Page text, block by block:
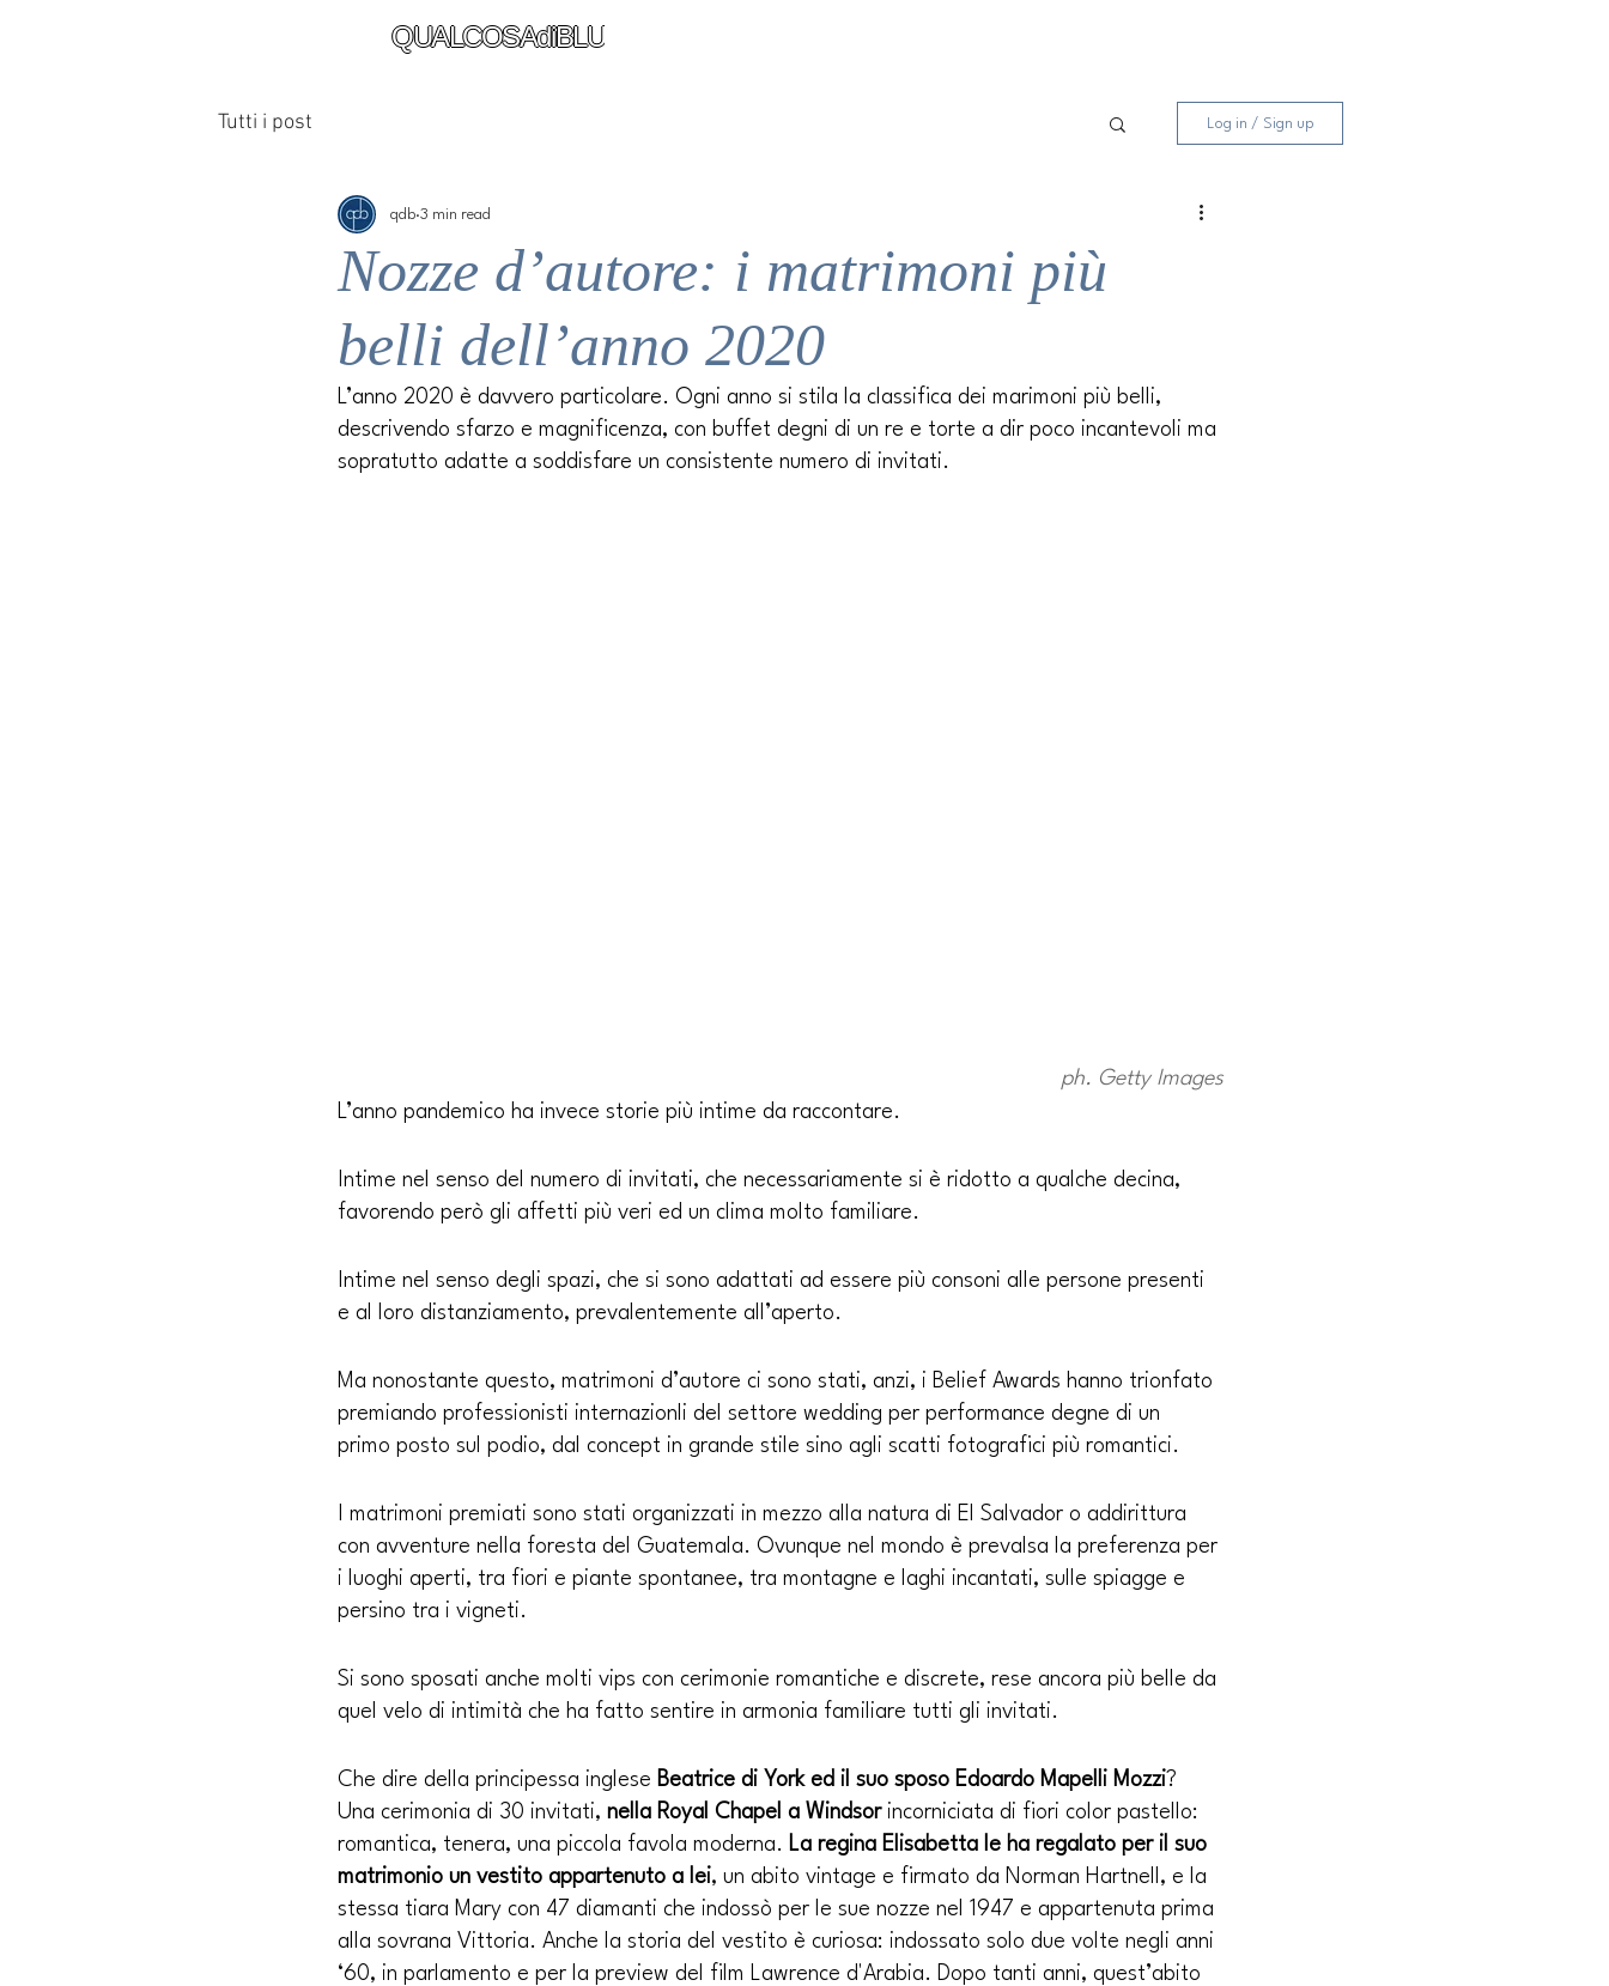
QUALCOSAdiBLU
Tutti i post Log in / Sign up
Nozze d’autore: i matrimoni più
belli dell’anno 2020
qdb 3 min read
L’anno 2020 è davvero particolare. Ogni anno si stila la classifica dei marimoni più belli,
descrivendo sfarzo e magnificenza, con buffet degni di un re e torte a dir poco incantevoli ma
sopratutto adatte a soddisfare un consistente numero di invitati.
ph. Getty Images
L’anno pandemico ha invece storie più intime da raccontare.
Intime nel senso del numero di invitati, che necessariamente si è ridotto a qualche decina,
favorendo però gli affetti più veri ed un clima molto familiare.
Intime nel senso degli spazi, che si sono adattati ad essere più consoni alle persone presenti
e al loro distanziamento, prevalentemente all’aperto.
Ma nonostante questo, matrimoni d’autore ci sono stati, anzi, i Belief Awards hanno trionfato
premiando professionisti internazionli del settore wedding per performance degne di un
primo posto sul podio, dal concept in grande stile sino agli scatti fotografici più romantici.
I matrimoni premiati sono stati organizzati in mezzo alla natura di El Salvador o addirittura
con avventure nella foresta del Guatemala. Ovunque nel mondo è prevalsa la preferenza per
i luoghi aperti, tra fiori e piante spontanee, tra montagne e laghi incantati, sulle spiagge e
persino tra i vigneti.
Si sono sposati anche molti vips con cerimonie romantiche e discrete, rese ancora più belle da
quel velo di intimità che ha fatto sentire in armonia familiare tutti gli invitati.
Che dire della principessa inglese Beatrice di York ed il suo sposo Edoardo Mapelli Mozzi?
Una cerimonia di 30 invitati, nella Royal Chapel a Windsor incorniciata di fiori color pastello:
romantica, tenera, una piccola favola moderna. La regina Elisabetta le ha regalato per il suo
matrimonio un vestito appartenuto a lei, un abito vintage e firmato da Norman Hartnell, e la
stessa tiara Mary con 47 diamanti che indossò per le sue nozze nel 1947 e appartenuta prima
alla sovrana Vittoria. Anche la storia del vestito è curiosa: indossato solo due volte negli anni
‘60, in parlamento e per la preview del film Lawrence d'Arabia. Dopo tanti anni, quest’abito